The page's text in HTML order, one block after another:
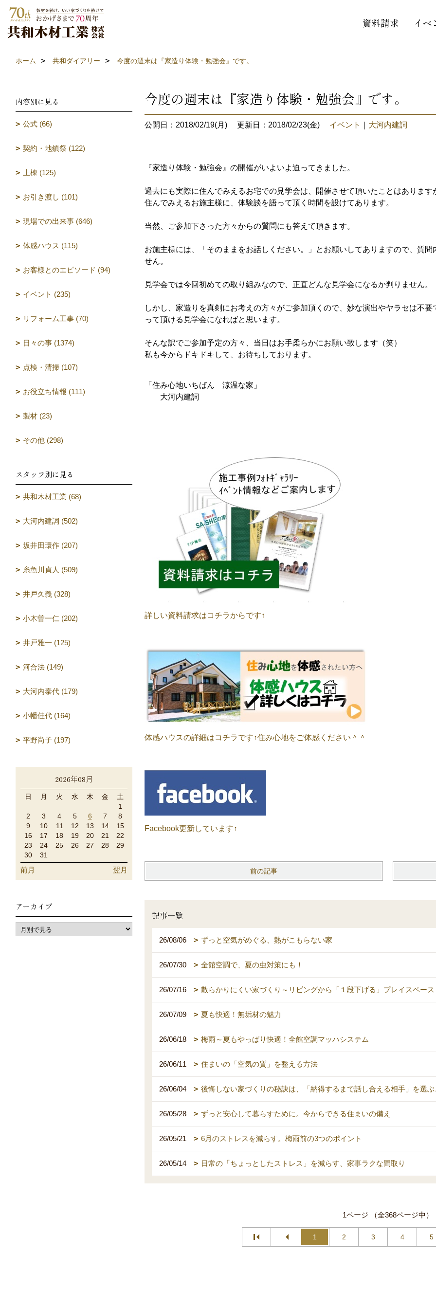
資料請求 イベ
ホーム 共和ダイアリー 今度の週末は『家造り体験・勉強会』です。
今度の週末は『家造り体験・勉強会』です。
公開日：2018/02/19(月) 更新日：2018/02/23(金) イベント 大河内建詞
『家造り体験・勉強会』の開催がいよいよ迫ってきました。
過去にも実際に住んでみえるお宅での見学会は、開催させて頂いたことはありま
住んでみえるお施主様に、体験談を語って頂く時間を設けてあります。
当然、ご参加下さった方々からの質問にも答えて頂きます。
お施主様には、「そのままをお話しください。」とお願いしてありますので、質
せん。
見学会では今回初めての取り組みなので、正直どんな見学会になるか判りません。
しかし、家造りを真剣にお考えの方々がご参加頂くので、妙な演出やヤラセは不
って頂ける見学会になればと思います。
そんな訳でご参加予定の方々、当日はお手柔らかにお願い致します（笑）
私も今からドキドキして、お待ちしております。
「住み心地いちばん 涼温な家」
大河内建詞
詳しい資料請求はコチラからです↑
体感ハウスの詳細はコチラです↑住み心地をご体感ください＾＾
Facebook更新しています↑
前の記事
記事一覧
26/08/06 ずっと空気がめぐる、熱がこもらない家
26/07/30 全館空調で、夏の虫対策にも！
26/07/16 散らかりにくい家づくり～リビングから「１段下げる」プレイスペース
26/07/09 夏も快適！無垢材の魅力
26/06/18 梅雨～夏もやっぱり快適！全館空調マッハシステム
26/06/11 住まいの「空気の質」を整える方法
26/06/04 後悔しない家づくりの秘訣は、「納得するまで話し合える相手」を選
26/05/28 ずっと安心して暮らすために。今からできる住まいの備え
26/05/21 6月のストレスを減らす。梅雨前の3つのポイント
26/05/14 日常の「ちょっとしたストレス」を減らす、家事ラクな間取り
1ページ （全368ページ中）
1 2 3 4 5
内容別に見る
公式 (66)
契約・地鎮祭 (122)
上棟 (125)
お引き渡し (101)
現場での出来事 (646)
体感ハウス (115)
お客様とのエピソード (94)
イベント (235)
リフォーム工事 (70)
日々の事 (1374)
点検・清掃 (107)
お役立ち情報 (111)
製材 (23)
その他 (298)
スタッフ別に見る
共和木材工業 (68)
大河内建詞 (502)
坂井田環作 (207)
糸魚川貞人 (509)
井戸久義 (328)
小木曽一仁 (202)
井戸雅一 (125)
河合法 (149)
大河内泰代 (179)
小幡佳代 (164)
平野尚子 (197)
2026年08月
日 月 火 水 木 金
土
1
2
3 4 5 6 7
8
9
10 11 12 13 14
15
16
17 18 19 20 21
22
23
24 25 26 27 28
29
30
31
前月 翌月
アーカイブ